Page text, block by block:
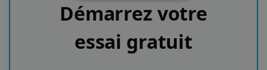
Démarrez votre
essai gratuit